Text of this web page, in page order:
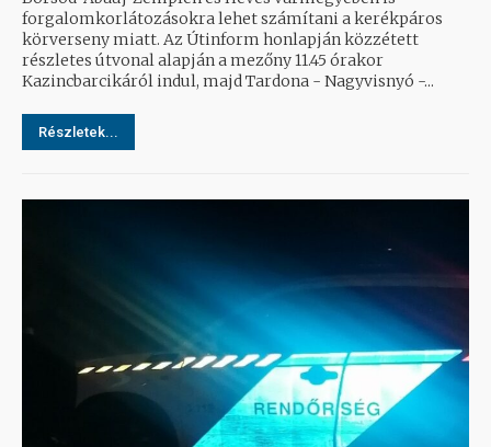
forgalomkorlátozásokra lehet számítani a kerékpáros
körverseny miatt. Az Útinform honlapján közzétett
részletes útvonal alapján a mezőny 11.45 órakor
Kazincbarcikáról indul, majd Tardona - Nagyvisnyó -...
Részletek...